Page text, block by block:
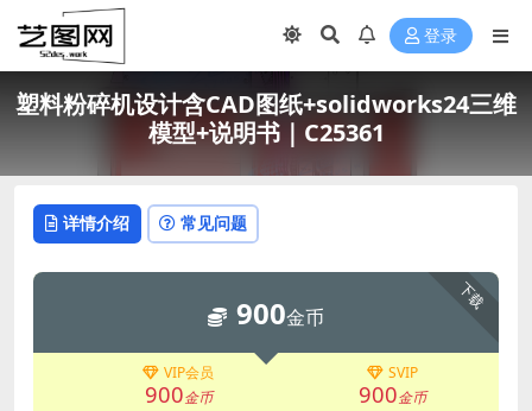
登录
塑料粉碎机设计含CAD图纸+solidworks24三维
模型+说明书｜C25361
详情介绍 常见问题
下载
900金币
VIP会员
900金币
SVIP
900金币